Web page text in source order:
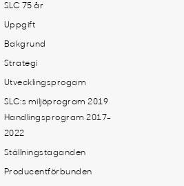
SLC 75 år
Uppgift
Bakgrund
Strategi
Utvecklingsprogam
SLC:s miljöprogram 2019
Handlingsprogram 2017-
2022
Ställningstaganden
Producentförbunden